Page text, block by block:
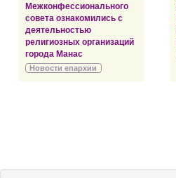
Межконфессионального
совета ознакомились с
деятельностью
религиозных организаций
города Манас
Новости епархии